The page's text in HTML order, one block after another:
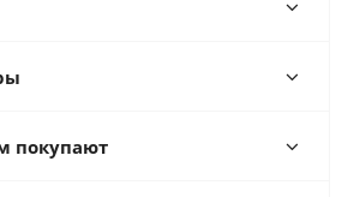
покупают